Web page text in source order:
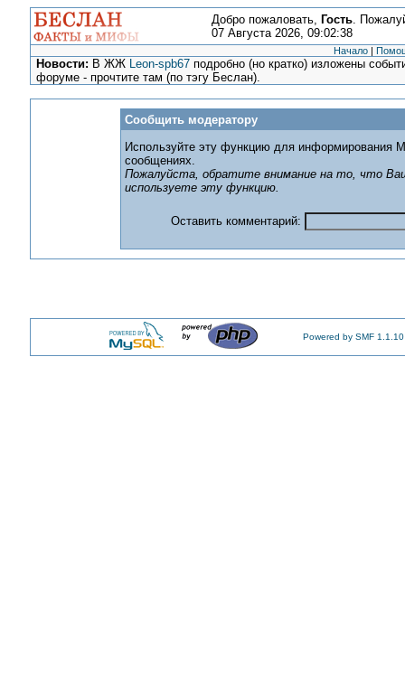
Добро пожаловать, Гость.
07 Августа 2026, 09:02:38
Начало |
Новости: В ЖЖ Leon-spb67 подробно (но кратко) изложены
форуме - прочтите там (по тэгу Беслан).
Сообщить модератору
Используйте эту функцию для информирования
сообщениях.
Пожалуйста, обратите внимание на то, что
используете эту функцию.
Оставить комментарий:
Powered by SMF 1.1.10